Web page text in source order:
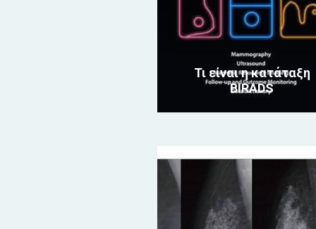
Τι είναι η κατάταξη